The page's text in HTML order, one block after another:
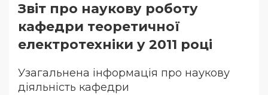
Звіт про наукову роботу
кафедри теоретичної
електротехніки у 2011 році
Узагальнена інформація про наукову
діяльність кафедри